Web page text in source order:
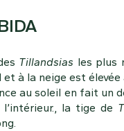
Tillandsias les plus
à la neige est
au soleil en fait un
la tige de